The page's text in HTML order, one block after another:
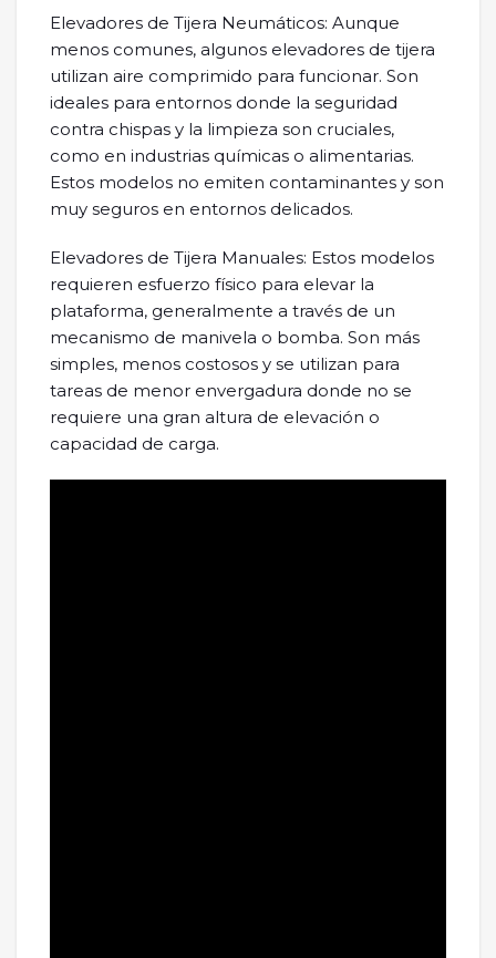
Elevadores de Tijera Neumáticos: Aunque
menos comunes, algunos elevadores de tijera
utilizan aire comprimido para funcionar. Son
ideales para entornos donde la seguridad
contra chispas y la limpieza son cruciales,
como en industrias químicas o alimentarias.
Estos modelos no emiten contaminantes y son
muy seguros en entornos delicados.
Elevadores de Tijera Manuales: Estos modelos
requieren esfuerzo físico para elevar la
plataforma, generalmente a través de un
mecanismo de manivela o bomba. Son más
simples, menos costosos y se utilizan para
tareas de menor envergadura donde no se
requiere una gran altura de elevación o
capacidad de carga.